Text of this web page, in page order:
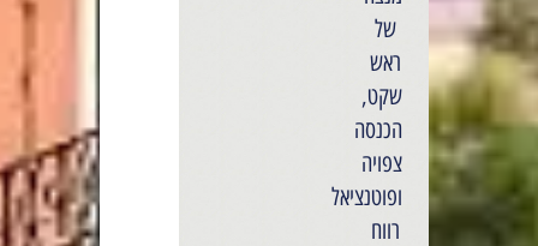
של
ראש
שקט,
הכנסה
צפויה
ופוטנציאל
רווח